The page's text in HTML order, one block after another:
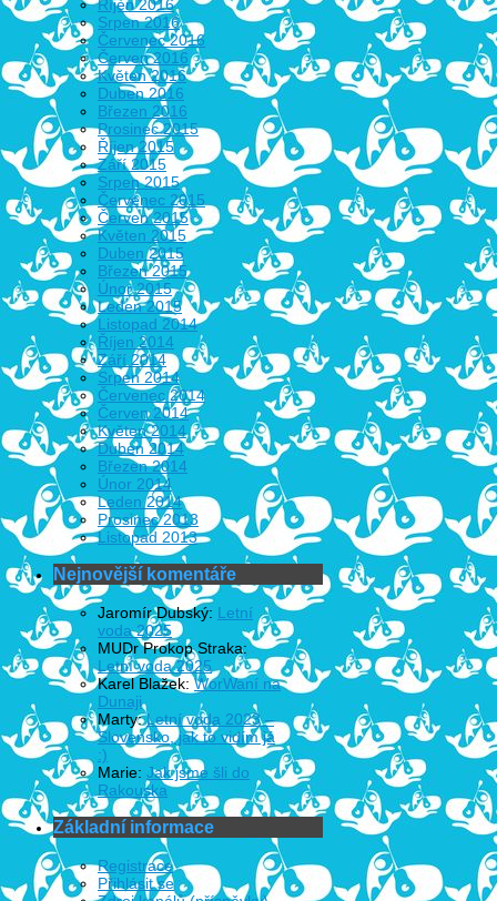
Říjen 2016
Srpen 2016
Červenec 2016
Červen 2016
Květen 2016
Duben 2016
Březen 2016
Prosinec 2015
Říjen 2015
Září 2015
Srpen 2015
Červenec 2015
Červen 2015
Květen 2015
Duben 2015
Březen 2015
Únor 2015
Leden 2015
Listopad 2014
Říjen 2014
Září 2014
Srpen 2014
Červenec 2014
Červen 2014
Květen 2014
Duben 2014
Březen 2014
Únor 2014
Leden 2014
Prosinec 2013
Listopad 2013
Nejnovější komentáře
Jaromír Dubský: Letní
voda 2025
MUDr Prokop Straka:
Letní voda 2025
Karel Blažek:WorWaní na
Dunaji
Marty:Letní voda 2023 –
Slovensko, jak to vidím já
:)
Marie: Jak jsme šli do
Rakouska
Základní informace
Registrace
Přihlásit se